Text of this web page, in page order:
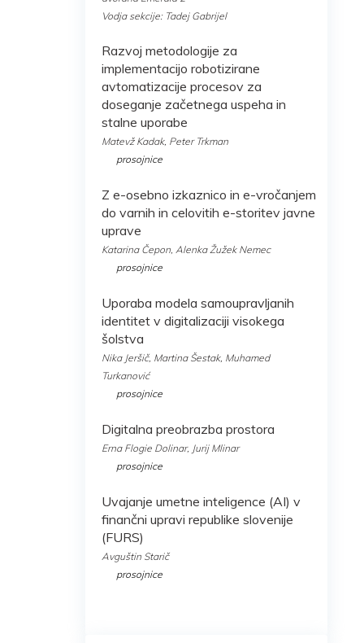
Vodja sekcije: Tadej Gabrijel
Razvoj metodologije za
implementacijo robotizirane
avtomatizacije procesov za
doseganje začetnega uspeha in
stalne uporabe
Matevž Kadak, Peter Trkman
prosojnice
Z e-osebno izkaznico in e-vročanjem
do varnih in celovitih e-storitev javne
uprave
Katarina Čepon, Alenka Žužek Nemec
prosojnice
Uporaba modela samoupravljanih
identitet v digitalizaciji visokega
šolstva
Nika Jeršič, Martina Šestak, Muhamed
Turkanović
prosojnice
Digitalna preobrazba prostora
Erna Flogie Dolinar, Jurij Mlinar
prosojnice
Uvajanje umetne inteligence (AI) v
finančni upravi republike slovenije
(FURS)
Avguštin Starič
prosojnice